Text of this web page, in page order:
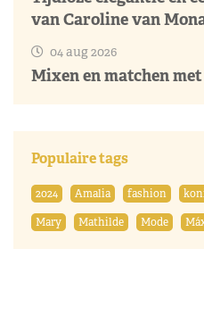
van Caroline van
04 aug 2026
Mixen en matchen
Populaire tags
2024 Amalia fashion
Mary
Mathilde Mode